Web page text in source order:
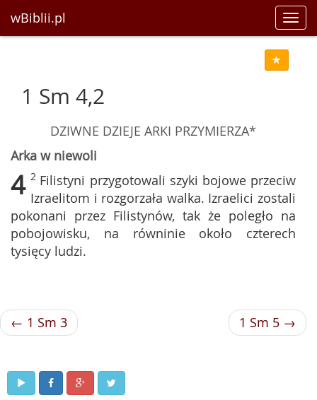
wBiblii.pl
1 Sm 4,2
DZIWNE DZIEJE ARKI PRZYMIERZA*
Arka w niewoli
4 2 Filistyni przygotowali szyki bojowe przeciw
Izraelitom i rozgorzała walka. Izraelici zostali
pokonani przez Filistynów, tak że poległo na
pobojowisku, na równinie około czterech
tysięcy ludzi.
← 1 Sm 3 1 Sm 5 →